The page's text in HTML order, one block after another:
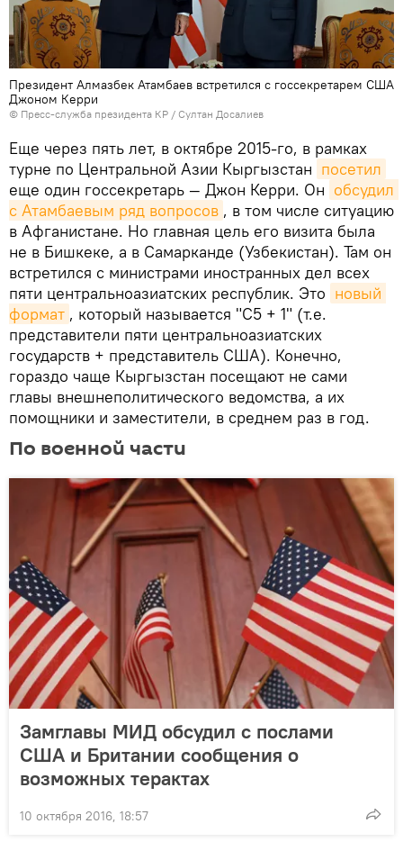
Президент Алмазбек Атамбаев встретился с госсекретарем США
Джоном Керри
© Пресс-служба президента КР / Султан Досалиев
Еще через пять лет, в октябре 2015-го, в рамках
турне по Центральной Азии Кыргызстан посетил
еще один госсекретарь — Джон Керри. Он обсудил
с Атамбаевым ряд вопросов , в том числе ситуацию
в Афганистане. Но главная цель его визита была
не в Бишкеке, а в Самарканде (Узбекистан). Там он
встретился с министрами иностранных дел всех
пяти центральноазиатских республик. Это новый
формат , который называется "C5 + 1" (т.е.
представители пяти центральноазиатских
государств + представитель США). Конечно,
гораздо чаще Кыргызстан посещают не сами
главы внешнеполитического ведомства, а их
помощники и заместители, в среднем раз в год.
По военной части
Замглавы МИД обсудил с послами
США и Британии сообщения о
возможных терактах
10 октября 2016, 18:57